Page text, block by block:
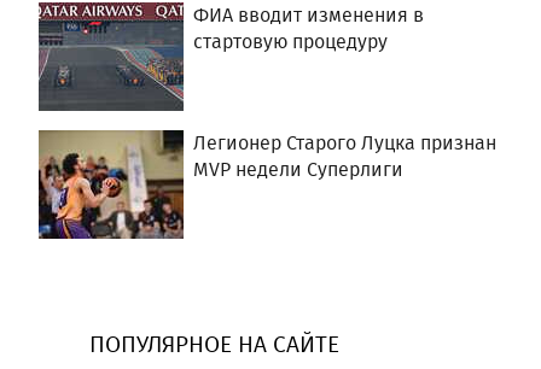
ФИА вводит изменения в
стартовую процедуру
Легионер Старого Луцка признан
MVP недели Суперлиги
ПОПУЛЯРНОЕ НА САЙТЕ